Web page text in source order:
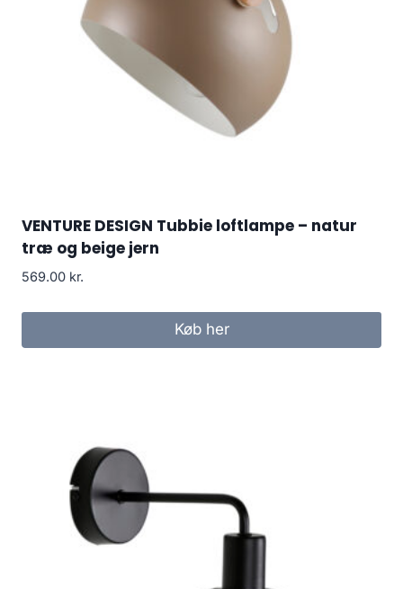
VENTURE DESIGN Tubbie loftlampe – natur
træ og beige jern
569.00 kr.
Køb her